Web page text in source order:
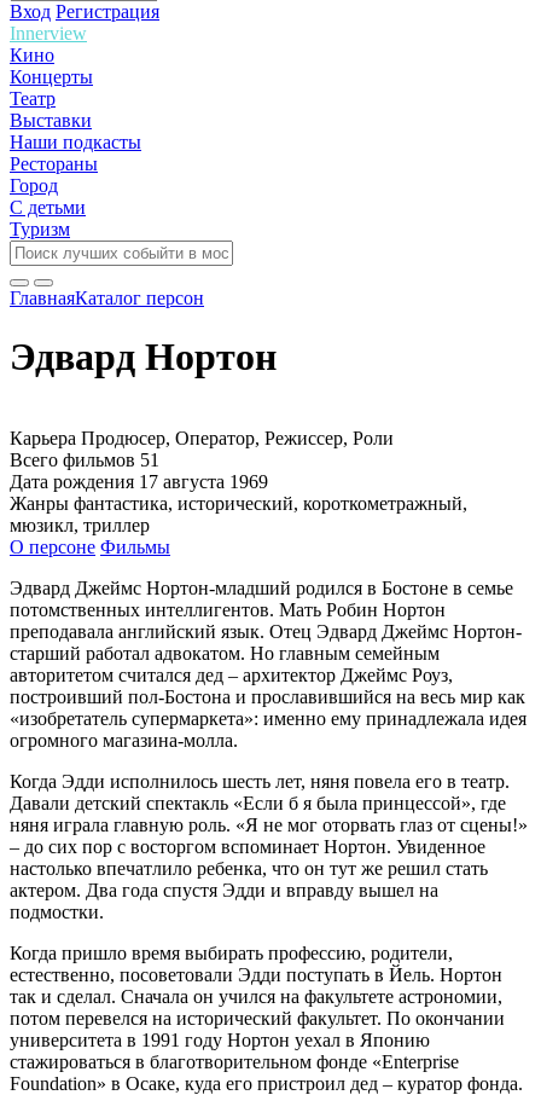
Вход Регистрация
Innerview
Кино
Концерты
Театр
Выставки
Наши подкасты
Рестораны
Город
С детьми
Туризм
ГлавнаяКаталог персон
Эдвард Нортон
Карьера Продюсер, Оператор, Режиссер, Роли
Всего фильмов 51
Дата рождения 17 августа 1969
Жанры фантастика, исторический, короткометражный,
мюзикл, триллер
О персоне Фильмы
Эдвард Джеймс Нортон-младший родился в Бостоне в семье
потомственных интеллигентов. Мать Робин Нортон
преподавала английский язык. Отец Эдвард Джеймс Нортон-
старший работал адвокатом. Но главным семейным
авторитетом считался дед – архитектор Джеймс Роуз,
построивший пол-Бостона и прославившийся на весь мир как
«изобретатель супермаркета»: именно ему принадлежала идея
огромного магазина-молла.
Когда Эдди исполнилось шесть лет, няня повела его в театр.
Давали детский спектакль «Если б я была принцессой», где
няня играла главную роль. «Я не мог оторвать глаз от сцены!»
– до сих пор с восторгом вспоминает Нортон. Увиденное
настолько впечатлило ребенка, что он тут же решил стать
актером. Два года спустя Эдди и вправду вышел на
подмостки.
Когда пришло время выбирать профессию, родители,
естественно, посоветовали Эдди поступать в Йель. Нортон
так и сделал. Сначала он учился на факультете астрономии,
потом перевелся на исторический факультет. По окончании
университета в 1991 году Нортон уехал в Японию
стажироваться в благотворительном фонде «Enterprise
Foundation» в Осаке, куда его пристроил дед – куратор фонда.